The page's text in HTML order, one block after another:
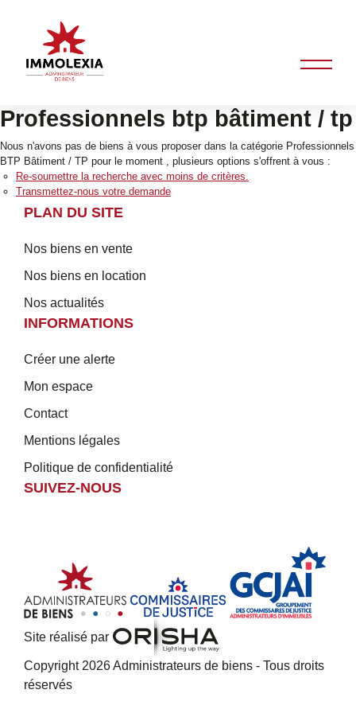
Professionnels btp bâtiment / tp
Nous n'avons pas de biens à vous proposer dans la catégorie Professionnels
BTP Bâtiment / TP pour le moment , plusieurs options s'offrent à vous :
Re-soumettre la recherche avec moins de critères.
Transmettez-nous votre demande
PLAN DU SITE
Nos biens en vente
Nos biens en location
Nos actualités
INFORMATIONS
Créer une alerte
Mon espace
Contact
Mentions légales
Politique de confidentialité
SUIVEZ-NOUS
Site réalisé par
Copyright 2026 Administrateurs de biens - Tous droits
réservés